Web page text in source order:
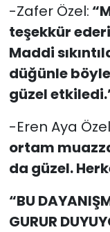
-Zafer Özel:
teşekkür
Maddi
düğünle
güzel
-Eren Aya
ortam
da güzel.
“BU
GURUR